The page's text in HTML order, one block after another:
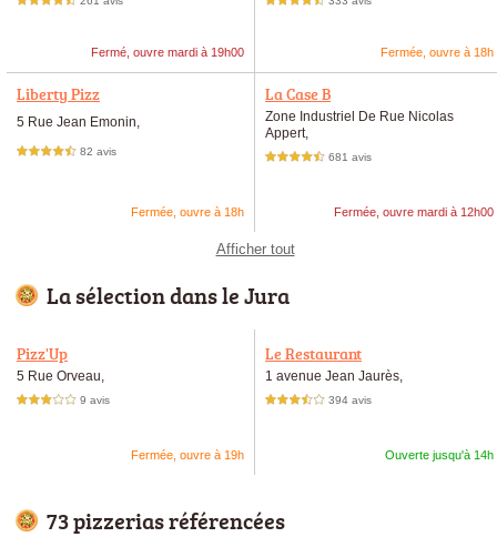
Fermé, ouvre mardi à 19h00 Fermée, ouvre à 18h
Liberty Pizz
5 Rue Jean Emonin,
4,5 étoiles sur 5 82 avis
Fermée, ouvre à 18h
La Case B
Zone Industriel De Rue Nicolas
Appert,
4,5 étoiles sur 5 681 avis
Fermée, ouvre mardi à 12h00
Afficher tout
La sélection dans le Jura
Pizz'Up
5 Rue Orveau,
3,0 étoiles sur 5 9 avis
Fermée, ouvre à 19h
Le Restaurant
1 avenue Jean Jaurès,
3,5 étoiles sur 5 394 avis
Ouverte jusqu'à 14h
73 pizzerias référencées